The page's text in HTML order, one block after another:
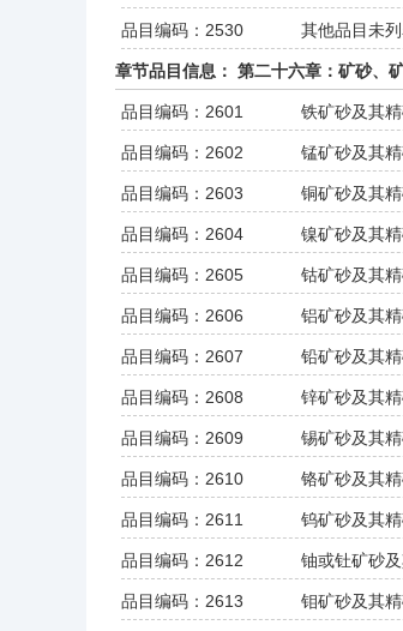
品目编码：2530 其他品目未
章节品目信息： 第二十六章：矿砂、
品目编码：2601 铁矿砂及其
品目编码：2602 锰矿砂及其
品目编码：2603 铜矿砂及其
品目编码：2604 镍矿砂及其
品目编码：2605 钴矿砂及其
品目编码：2606 铝矿砂及其
品目编码：2607 铅矿砂及其
品目编码：2608 锌矿砂及其
品目编码：2609 锡矿砂及其
品目编码：2610 铬矿砂及其
品目编码：2611 钨矿砂及其
品目编码：2612 铀或钍矿砂
品目编码：2613 钼矿砂及其